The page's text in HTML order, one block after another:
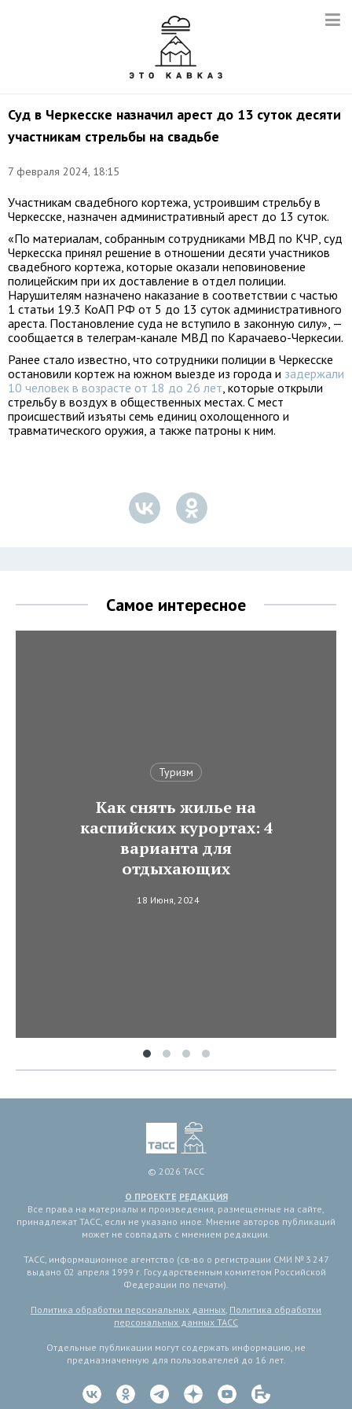
Суд в Черкесске назначил арест до 13 суток десяти
участникам стрельбы на свадьбе
7 февраля 2024, 18:15
Участникам свадебного кортежа, устроившим стрельбу в
Черкесске, назначен административный арест до 13 суток.
«По материалам, собранным сотрудниками МВД по КЧР, суд
Черкесска принял решение в отношении десяти участников
свадебного кортежа, которые оказали неповиновение
полицейским при их доставление в отдел полиции.
Нарушителям назначено наказание в соответствии с частью
1 статьи 19.3 КоАП РФ от 5 до 13 суток административного
ареста. Постановление суда не вступило в законную силу», —
сообщается в телеграм-канале МВД по Карачаево-Черкесии.
Ранее стало известно, что сотрудники полиции в Черкесске
остановили кортеж на южном выезде из города и задержали
10 человек в возрасте от 18 до 26 лет, которые открыли
стрельбу в воздух в общественных местах. С мест
происшествий изъяты семь единиц охолощенного и
травматического оружия, а также патроны к ним.
Самое интересное
Туризм
Как снять жилье на
каспийских курортах: 4
варианта для
отдыхающих
18 Июня, 2024
© 2026 ТАСС
О ПРОЕКТЕ РЕДАКЦИЯ
Все права на материалы и произведения, размещенные на сайте,
принадлежат ТАСС, если не указано иное. Мнение авторов публикаций
может не совпадать с мнением редакции.
ТАСС, информационное агентство (св-во о регистрации СМИ № 3 247
выдано 02 апреля 1999 г. Государственным комитетом Российской
Федерации по печати).
Политика обработки персональных данных, Политика обработки
персональных данных ТАСС
Отдельные публикации могут содержать информацию, не
предназначенную для пользователей до 16 лет.